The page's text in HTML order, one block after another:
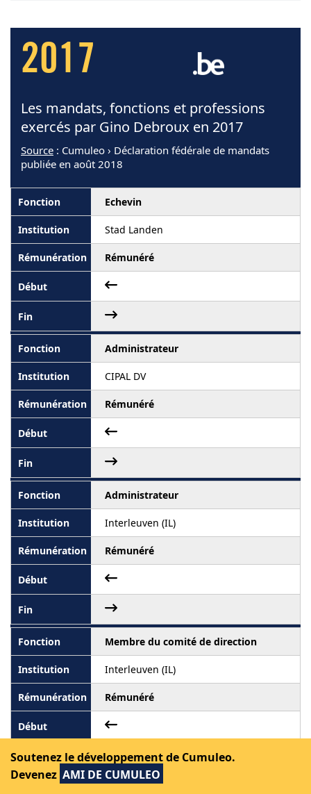
2017
Les mandats, fonctions et professions
exercés par Gino Debroux en 2017
Source : Cumuleo › Déclaration fédérale de mandats
publiée en août 2018
Echevin
Stad Landen
Rémunéré
Administrateur
CIPAL DV
Rémunéré
Administrateur
Interleuven (IL)
Rémunéré
Membre du comité de direction
Interleuven (IL)
Rémunéré
Soutenez le développement de Cumuleo.
Devenez AMI DE CUMULEO